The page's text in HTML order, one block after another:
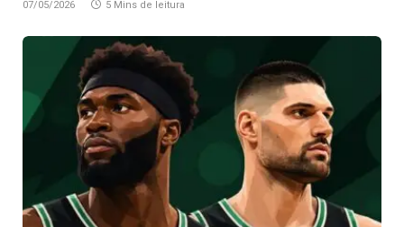
07/05/2026 5 Mins de leitura